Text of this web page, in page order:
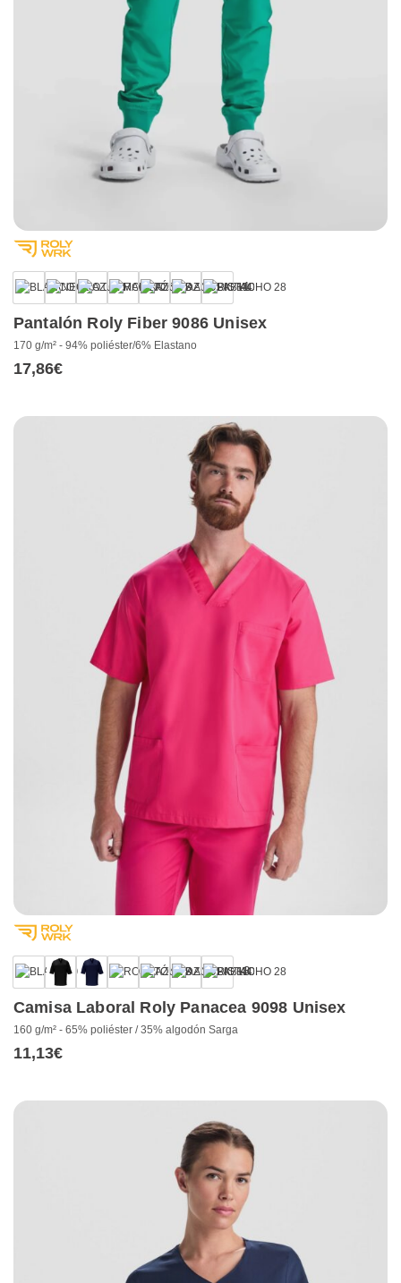
+1
Pantalón Roly Fiber 9086 Unisex
170 g/m² - 94% poliéster/6% Elastano
17,86€
+3
Camisa Laboral Roly Panacea 9098 Unisex
160 g/m² - 65% poliéster / 35% algodón Sarga
11,13€